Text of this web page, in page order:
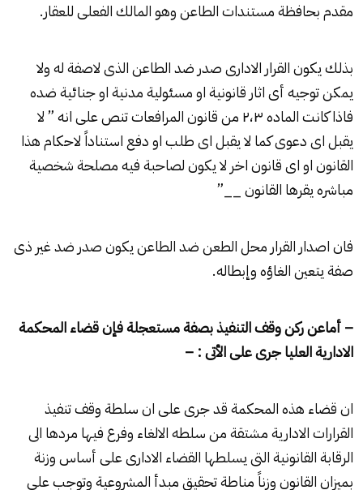
مقدم بحافظة مستندات الطاعن وهو المالك الفعلى للعقار.
بذلك يكون القرار الادارى صدر ضد الطاعن الذى لاصفة له ولا
يمكن توجيه أى اثار قانونية او مسئولية مدنية او جنائية ضده
فاذا كانت الماده ۲،۳ من قانون المرافعات تنص على انه ” لا
يقبل اى دعوى كما لا يقبل اى طلب او دفع استناداً لاحكام هذا
القانون او اى قانون اخر لا يكون لصاحبة فيه مصلحة شخصية
مباشره يقرها القانون __”
فان اصدار القرار محل الطعن ضد الطاعن يكون صدر ضد غير ذى
صفة يتعين الغاؤه وإبطاله.
– أماعن ركن وقف التنفيذ بصفة مستعجلة فإن قضاء المحكمة
الادارية العليا جرى على الأتى : –
ان قضاء هذه المحكمة قد جرى على ان سلطة وقف تنفيذ
القرارات الادارية مشتقة من سلطه الالغاء وفرع فيها مردها الى
الرقابة القانونية التى يسلطها القضاء الادارى على أساس وزنة
بميزان القانون وزناً مناطة تحقيق مبدأ المشروعية وتوجب على